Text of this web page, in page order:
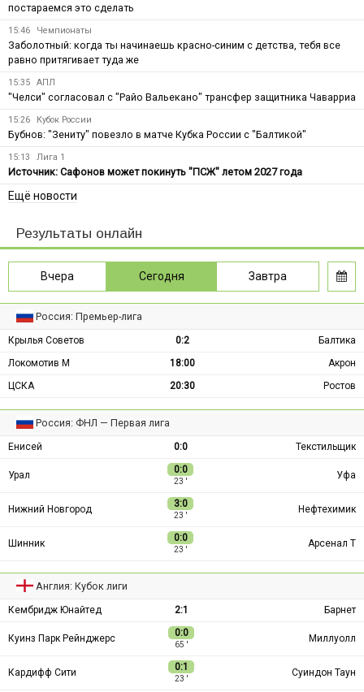
постараемся это сделать
15:46 Чемпионаты
Заболотный: когда ты начинаешь красно-синим с детства, тебя все
равно притягивает туда же
15:35 АПЛ
"Челси" согласовал с "Райо Вальекано" трансфер защитника Чаварриа
15:26 Кубок России
Бубнов: "Зениту" повезло в матче Кубка России с "Балтикой"
15:13 Лига 1
Источник: Сафонов может покинуть "ПСЖ" летом 2027 года
Ещё новости
Результаты онлайн
Вчера Сегодня Завтра
Россия: Премьер-лига
Крылья Советов 0:2
Балтика
Локомотив М
18:00
Акрон
ЦСКА
20:30 Ростов
Россия: ФНЛ — Первая лига
Енисей 0:0 Текстильщик
Урал 0:0
23 ′
Уфа
Нижний Новгород 3:0
23 ′
Нефтехимик
Шинник 0:0
23 ′
Арсенал Т
Англия: Кубок лиги
Кембридж Юнайтед 2:1 Барнет
Куинз Парк Рейнджерс 0:0
65 ′
Миллуолл
Кардифф Сити 0:1
23 ′
Суиндон Таун